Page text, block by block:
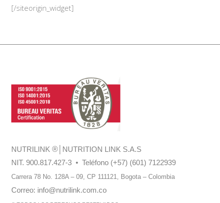
[/siteorigin_widget]
NUTRILINK ®│NUTRITION LINK S.A.S
NIT. 900.817.427-3 • Teléfono (+57) (601) 7122939
Carrera 78 No. 128A – 09, CP 111121, Bogota – Colombia
Correo: info@nutrilink.com.co